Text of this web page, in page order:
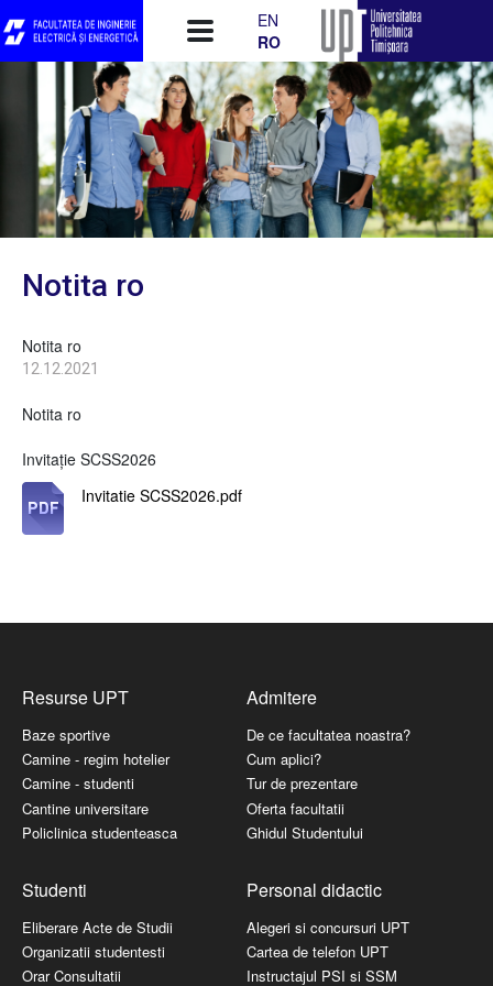
EN
RO
Notita ro
Notita ro
12.12.2021
Notita ro
Invitație SCSS2026
Invitatie SCSS2026.pdf
Resurse UPT
Baze sportive
Camine - regim hotelier
Camine - studenti
Cantine universitare
Policlinica studenteasca
Admitere
De ce facultatea noastra?
Cum aplici?
Tur de prezentare
Oferta facultatii
Ghidul Studentului
Studenti
Eliberare Acte de Studii
Organizatii studentesti
Orar Consultatii
Personal didactic
Alegeri si concursuri UPT
Cartea de telefon UPT
Instructajul PSI si SSM